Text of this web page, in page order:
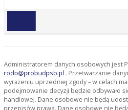
Administratorem danych osobowych jest
rodo@probudpsb.pl . Przetwarzanie
wyrażeniu uprzedniej zgody – w celach
podejmowanie decyzji będzie odbywało
handlowej. Dane osobowe nie będą
przepisów prawa. Dane osobowe nie